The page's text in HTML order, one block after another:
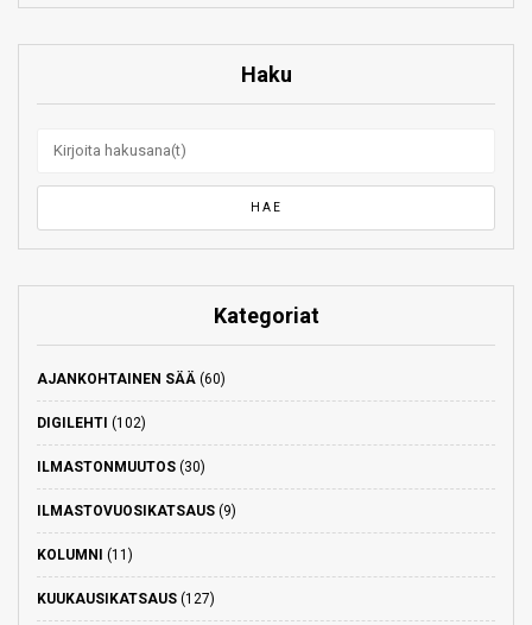
Haku
Kategoriat
AJANKOHTAINEN SÄÄ (60)
DIGILEHTI (102)
ILMASTONMUUTOS (30)
ILMASTOVUOSIKATSAUS (9)
KOLUMNI (11)
KUUKAUSIKATSAUS (127)